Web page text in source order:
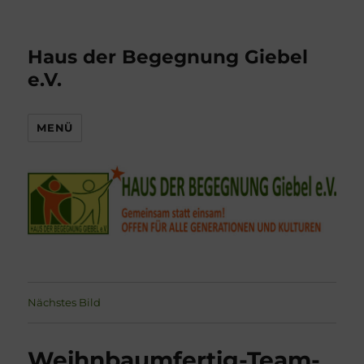
Haus der Begegnung Giebel
e.V.
MENÜ
Nächstes Bild